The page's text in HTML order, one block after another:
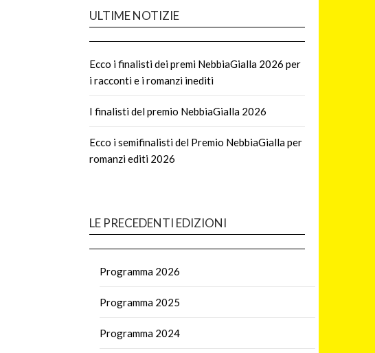
ULTIME NOTIZIE
Ecco i finalisti dei premi NebbiaGialla 2026 per
i racconti e i romanzi inediti
I finalisti del premio NebbiaGialla 2026
Ecco i semifinalisti del Premio NebbiaGialla per
romanzi editi 2026
LE PRECEDENTI EDIZIONI
Programma 2026
Programma 2025
Programma 2024